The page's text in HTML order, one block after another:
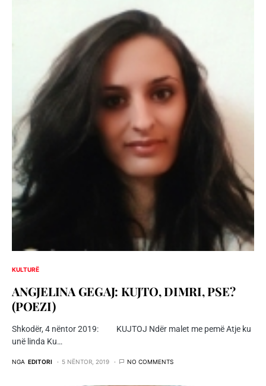
KULTURË
ANGJELINA GEGAJ: KUJTO, DIMRI, PSE?
(POEZI)
Shkodër, 4 nëntor 2019: KUJTOJ Ndër malet me pemë Atje ku
unë linda Ku…
NGA EDITORI 5 NËNTOR, 2019 NO COMMENTS